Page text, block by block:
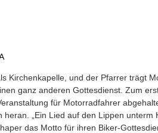
Kirchenkapelle, und der Pfarrer trägt
ganz anderen Gottesdienst. Zum
für Motorradfahrer
heran.
„Ein Lied auf den Lippen
das Motto für ihren Biker-